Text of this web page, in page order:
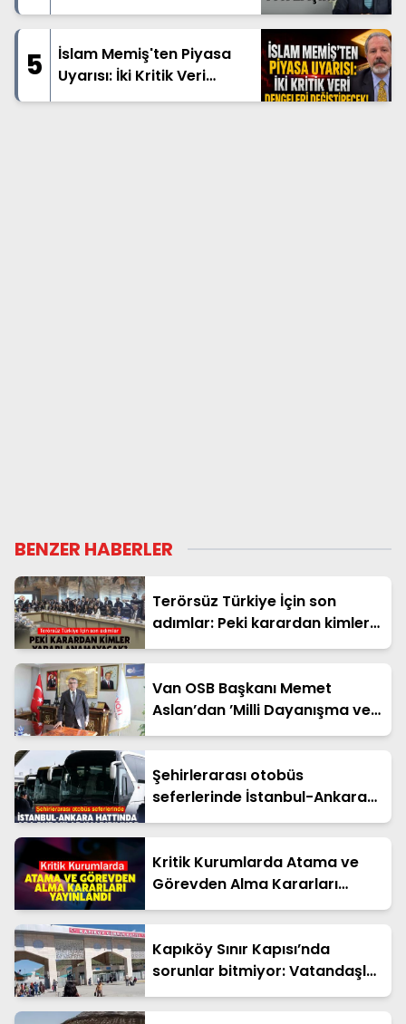
5
İslam Memiş'ten Piyasa
Uyarısı: İki Kritik Veri
Dengeleri Değiştirecek!
BENZER HABERLER
Terörsüz Türkiye İçin son
adımlar: Peki karardan kimler
yararlanamayacak?
Van OSB Başkanı Memet
Aslan’dan ’Milli Dayanışma ve
Toplumsal Bütünleşme’ kanun
Şehirlerarası otobüs
seferlerinde İstanbul-Ankara
hattında ara duraklar
Kritik Kurumlarda Atama ve
Görevden Alma Kararları
Yayınlandı
Kapıköy Sınır Kapısı’nda
sorunlar bitmiyor: Vatandaşlar
çözüm bekliyor